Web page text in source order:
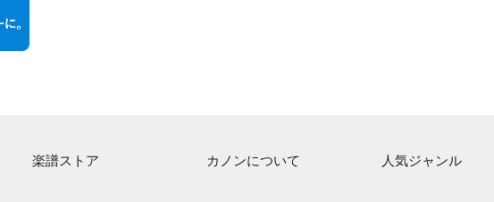
楽譜ストア カノンについて 人気ジャンル